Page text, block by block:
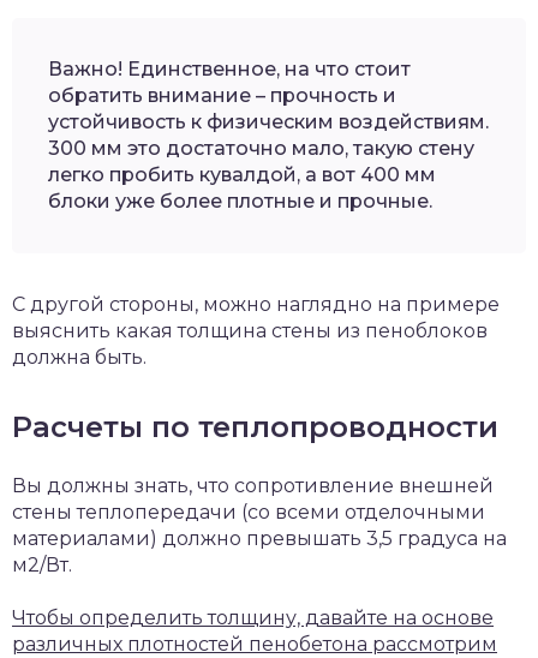
Важно! Единственное, на что стоит
обратить внимание – прочность и
устойчивость к физическим воздействиям.
300 мм это достаточно мало, такую стену
легко пробить кувалдой, а вот 400 мм
блоки уже более плотные и прочные.
С другой стороны, можно наглядно на примере
выяснить какая толщина стены из пеноблоков
должна быть.
Расчеты по теплопроводности
Вы должны знать, что сопротивление внешней
стены теплопередачи (со всеми отделочными
материалами) должно превышать 3,5 градуса на
м2/Вт.
Чтобы определить толщину, давайте на основе
различных плотностей пенобетона рассмотрим